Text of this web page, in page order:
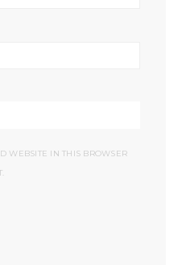
WEBSITE IN THIS BROWSER